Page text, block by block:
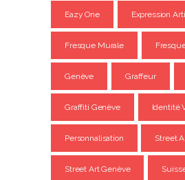
Eazy One Expression
Fresque Murale
Genève Graffeur
Graffiti Genève Identité
Personnalisation Street
Street Art Genève